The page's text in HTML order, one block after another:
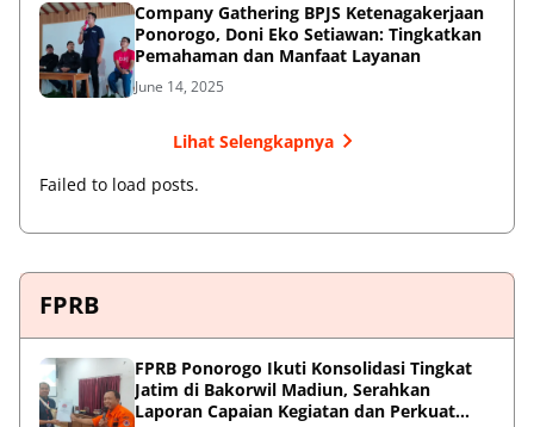
Company Gathering BPJS Ketenagakerjaan
Ponorogo, Doni Eko Setiawan: Tingkatkan
Pemahaman dan Manfaat Layanan
June 14, 2025
Lihat Selengkapnya
Failed to load posts.
FPRB
FPRB Ponorogo Ikuti Konsolidasi Tingkat
Jatim di Bakorwil Madiun, Serahkan
Laporan Capaian Kegiatan dan Perkuat